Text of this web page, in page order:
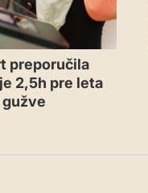
preporučila
2,5h pre leta
gužve